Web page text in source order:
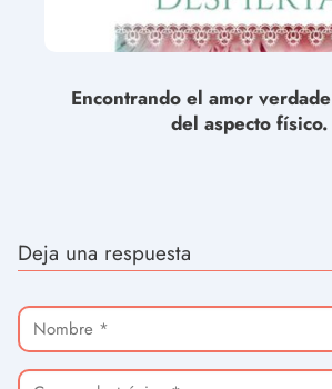
Encontrando el amor
del aspecto físico.
Deja una respuesta